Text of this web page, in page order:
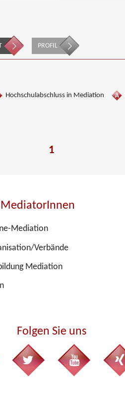
PROFIL
Hochschulabschluss in Mediation
1
MediatorInnen
Mediation
Verbände
Mediation
Folgen Sie uns